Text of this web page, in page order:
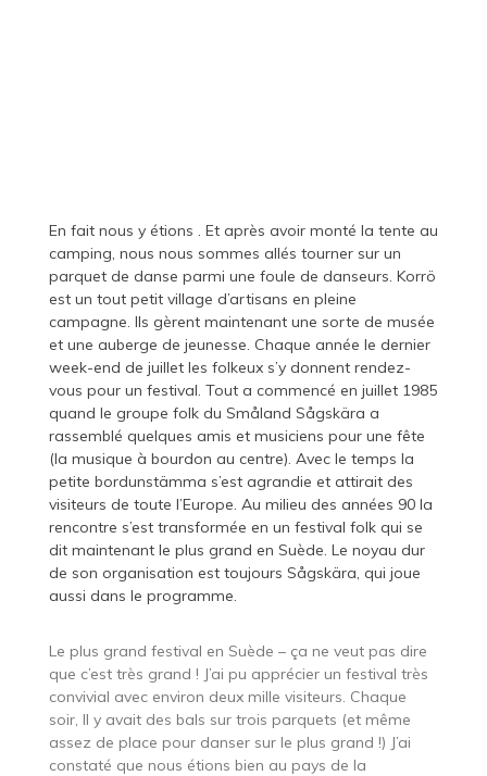
En fait nous y étions . Et après avoir monté la tente au
camping, nous nous sommes allés tourner sur un
parquet de danse parmi une foule de danseurs. Korrö
est un tout petit village d’artisans en pleine
campagne. Ils gèrent maintenant une sorte de musée
et une auberge de jeunesse. Chaque année le dernier
week-end de juillet les folkeux s’y donnent rendez-
vous pour un festival. Tout a commencé en juillet 1985
quand le groupe folk du Småland Sågskära a
rassemblé quelques amis et musiciens pour une fête
(la musique à bourdon au centre). Avec le temps la
petite bordunstämma s’est agrandie et attirait des
visiteurs de toute l’Europe. Au milieu des années 90 la
rencontre s’est transformée en un festival folk qui se
dit maintenant le plus grand en Suède. Le noyau dur
de son organisation est toujours Sågskära, qui joue
aussi dans le programme.
Le plus grand festival en Suède – ça ne veut pas dire
que c’est très grand ! J’ai pu apprécier un festival très
convivial avec environ deux mille visiteurs. Chaque
soir, Il y avait des bals sur trois parquets (et même
assez de place pour danser sur le plus grand !) J’ai
constaté que nous étions bien au pays de la